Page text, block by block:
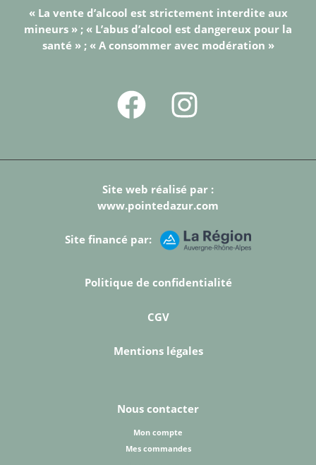
« La vente d’alcool est strictement interdite aux
mineurs » ; « L’abus d’alcool est dangereux pour la
santé » ; « A consommer avec modération »
Site web réalisé par :
www.pointedazur.com
Site financé par:
Politique de confidentialité
CGV
Mentions légales
Nous contacter
Mon compte
Mes commandes